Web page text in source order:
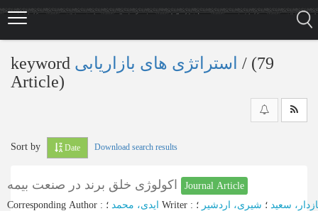
Skip
keyword
‎/ (79
Article)
Sort by Date Download search results
Journal Article
Corresponding Author : ایدی، محمد Writer : سعید ؛ شیری، اردشیر ؛